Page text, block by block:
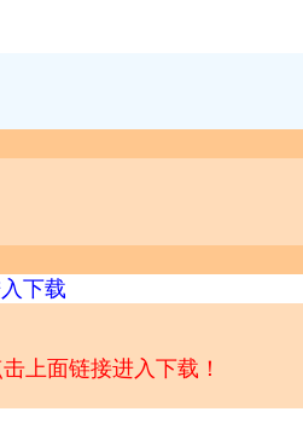
下载
上面链接进入下载！